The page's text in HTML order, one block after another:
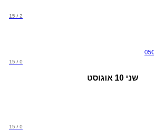
2 / 15
0 / 15
שני 10 אוגוסט
0 / 15